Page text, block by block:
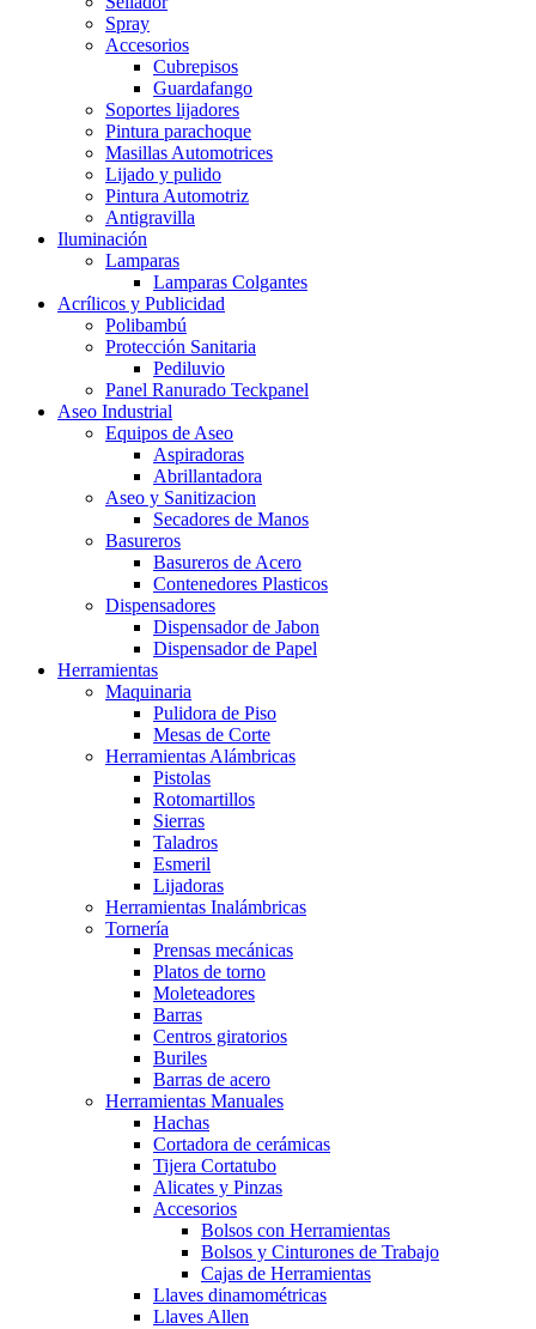
Spray
Accesorios
Cubrepisos
Guardafango
Soportes lijadores
Pintura parachoque
Masillas Automotrices
Lijado y pulido
Pintura Automotriz
Antigravilla
Iluminación
Lamparas
Lamparas Colgantes
Acrílicos y Publicidad
Polibambú
Protección Sanitaria
Pediluvio
Panel Ranurado Teckpanel
Aseo Industrial
Equipos de Aseo
Aspiradoras
Abrillantadora
Aseo y Sanitizacion
Secadores de Manos
Basureros
Basureros de Acero
Contenedores Plasticos
Dispensadores
Dispensador de Jabon
Dispensador de Papel
Herramientas
Maquinaria
Pulidora de Piso
Mesas de Corte
Herramientas Alámbricas
Pistolas
Rotomartillos
Sierras
Taladros
Esmeril
Lijadoras
Herramientas Inalámbricas
Tornería
Prensas mecánicas
Platos de torno
Moleteadores
Barras
Centros giratorios
Buriles
Barras de acero
Herramientas Manuales
Hachas
Cortadora de cerámicas
Tijera Cortatubo
Alicates y Pinzas
Accesorios
Bolsos con Herramientas
Bolsos y Cinturones de Trabajo
Cajas de Herramientas
Llaves dinamométricas
Llaves Allen